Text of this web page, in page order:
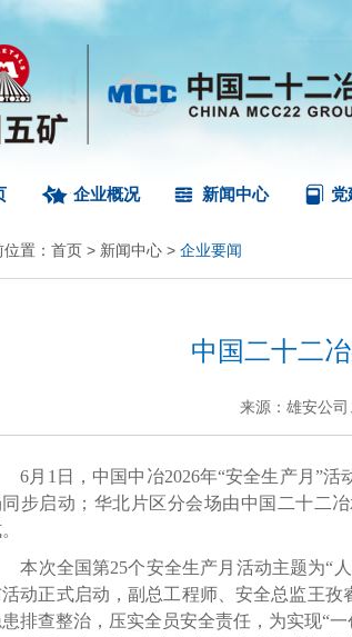
企业概况 新闻中心 党
置： 首页 > 新闻中心 > 企业要闻
中国二十二
来源：雄安公司
月1日，中国中冶2026年“安全生产月”活
步启动；华北片区分会场由中国二十二
次全国第25个安全生产月活动主题为“
动正式启动，副总工程师、安全总监王
患排查整治，压实全员安全责任，为实现“一